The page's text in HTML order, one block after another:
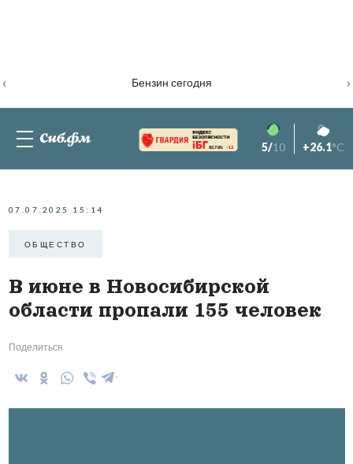
Бензин сегодня
‹ ›
82.76% -1.2 5/10 +26.1°C
07.07.2025 15:14
ОБЩЕСТВО
В июне в Новосибирской
области пропали 155 человек
Поделиться